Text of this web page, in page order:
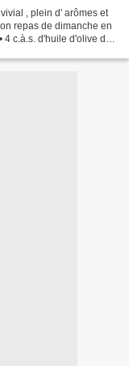
, plein d' arômes et
repas de dimanche en
c.à.s. d'huile d'olive de